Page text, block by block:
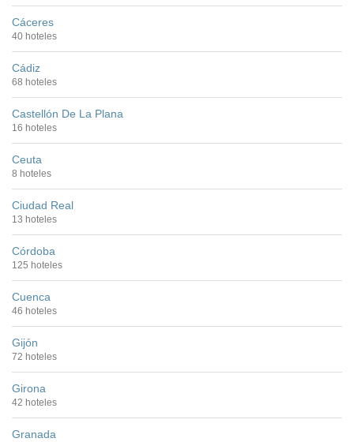
Cáceres
40 hoteles
Cádiz
68 hoteles
Castellón De La Plana
16 hoteles
Ceuta
8 hoteles
Ciudad Real
13 hoteles
Córdoba
125 hoteles
Cuenca
46 hoteles
Gijón
72 hoteles
Girona
42 hoteles
Granada